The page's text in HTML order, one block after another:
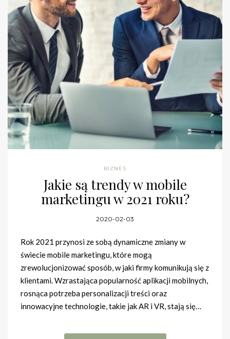
BIZNES
Jakie są trendy w mobile
marketingu w 2021 roku?
2020-02-03
Rok 2021 przynosi ze sobą dynamiczne zmiany w
świecie mobile marketingu, które mogą
zrewolucjonizować sposób, w jaki firmy komunikują się z
klientami. Wzrastająca popularność aplikacji mobilnych,
rosnąca potrzeba personalizacji treści oraz
innowacyjne technologie, takie jak AR i VR, stają się…